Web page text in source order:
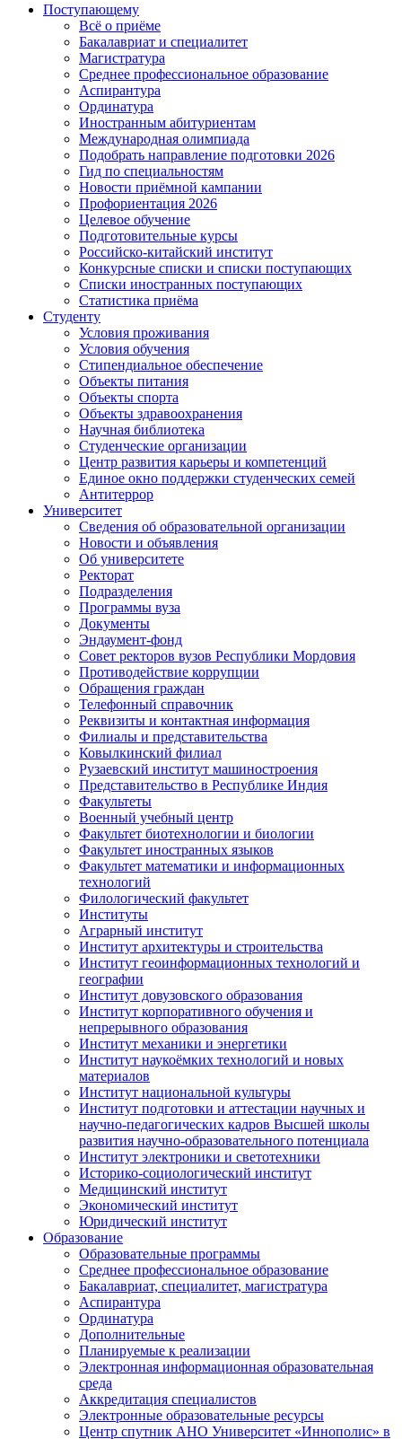
Поступающему
Всё о приёме
Бакалавриат и специалитет
Магистратура
Среднее профессиональное образование
Аспирантура
Ординатура
Иностранным абитуриентам
Международная олимпиада
Подобрать направление подготовки 2026
Гид по специальностям
Новости приёмной кампании
Профориентация 2026
Целевое обучение
Подготовительные курсы
Российско-китайский институт
Конкурсные списки и списки поступающих
Списки иностранных поступающих
Статистика приёма
Студенту
Условия проживания
Условия обучения
Стипендиальное обеспечение
Объекты питания
Объекты спорта
Объекты здравоохранения
Научная библиотека
Студенческие организации
Центр развития карьеры и компетенций
Единое окно поддержки студенческих семей
Антитеррор
Университет
Сведения об образовательной организации
Новости и объявления
Об университете
Ректорат
Подразделения
Программы вуза
Документы
Эндаумент-фонд
Совет ректоров вузов Республики Мордовия
Противодействие коррупции
Обращения граждан
Телефонный справочник
Реквизиты и контактная информация
Филиалы и представительства
Ковылкинский филиал
Рузаевский институт машиностроения
Представительство в Республике Индия
Факультеты
Военный учебный центр
Факультет биотехнологии и биологии
Факультет иностранных языков
Факультет математики и информационных
технологий
Филологический факультет
Институты
Аграрный институт
Институт архитектуры и строительства
Институт геоинформационных технологий и
географии
Институт довузовского образования
Институт корпоративного обучения и
непрерывного образования
Институт механики и энергетики
Институт наукоёмких технологий и новых
материалов
Институт национальной культуры
Институт подготовки и аттестации научных и
научно-педагогических кадров Высшей школы
развития научно-образовательного потенциала
Институт электроники и светотехники
Историко-социологический институт
Медицинский институт
Экономический институт
Юридический институт
Образование
Образовательные программы
Среднее профессиональное образование
Бакалавриат, специалитет, магистратура
Аспирантура
Ординатура
Дополнительные
Планируемые к реализации
Электронная информационная образовательная
среда
Аккредитация специалистов
Электронные образовательные ресурсы
Центр спутник АНО Университет «Иннополис» в